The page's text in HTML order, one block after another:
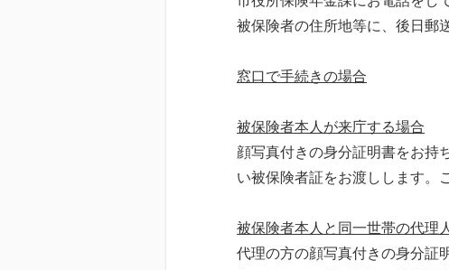
被保険者の住所地等に、後日郵
窓口で手続きの場合
被保険者本人が来庁する場合
顔写真付きの身分証明書をお持
い被保険者証をお渡しします。
被保険者本人と同一世帯の代理
代理の方の顔写真付きの身分証